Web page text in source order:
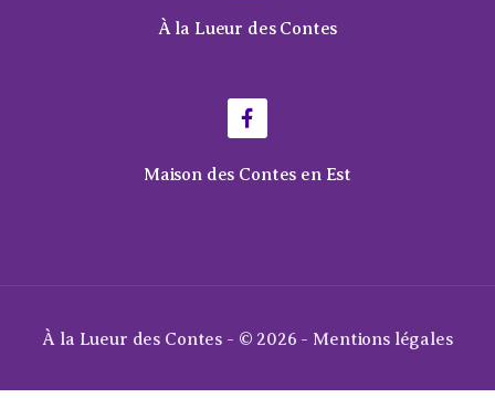
À la Lueur des Contes
Maison des Contes en Est
À la Lueur des Contes - © 2026 - Mentions légales